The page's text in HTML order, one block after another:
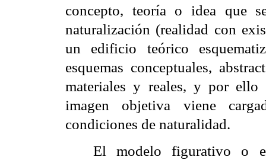
concepto, teoría o idea que
naturalización (realidad con
un edificio teórico
esquemas conceptuales,
materiales y reales, y por ello
imagen objetiva viene
condiciones de naturalidad.
El modelo figurativo o